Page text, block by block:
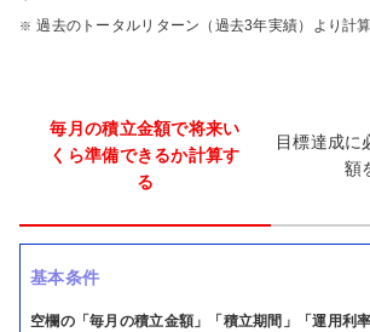
過去のトータルリターン（過去3年実績）より計算
毎月の積立金額で将来い
くら準備できるか計算す
る
目標達成に
額
基本条件
空欄の「毎月の積立金額」「積立期間」「運用利